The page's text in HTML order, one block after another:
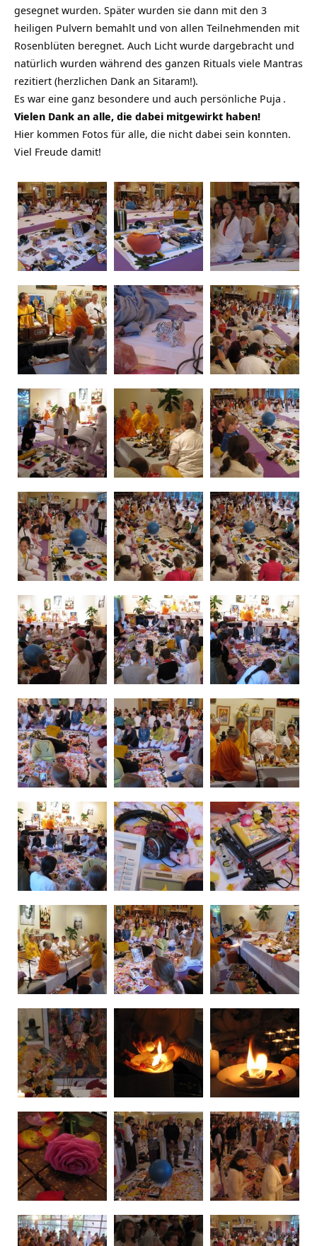
gesegnet wurden. Später wurden sie dann mit den 3
heiligen Pulvern bemahlt und von allen Teilnehmenden mit
Rosenblüten beregnet. Auch Licht wurde dargebracht und
natürlich wurden während des ganzen Rituals viele Mantras
rezitiert (herzlichen Dank an Sitaram!).
Es war eine ganz besondere und auch persönliche Puja .
Vielen Dank an alle, die dabei mitgewirkt haben!
Hier kommen Fotos für alle, die nicht dabei sein konnten.
Viel Freude damit!